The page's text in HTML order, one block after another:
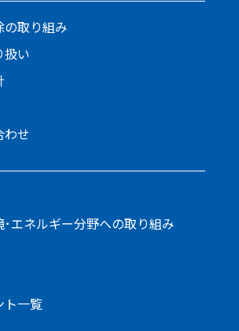
取り組み
扱い
わせ
エネルギー分野への取り組み
ト一覧